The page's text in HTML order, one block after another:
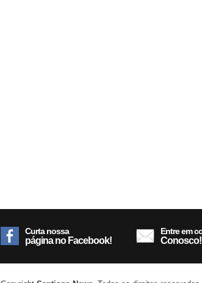
Curta nossa
página no Facebook!
Entre em
Conosco!